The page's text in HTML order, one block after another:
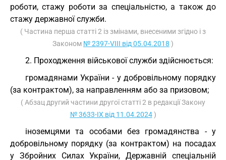
роботи, стажу роботи за спеціальністю, а також до
стажу державної служби.
( Частина перша статті 2 із змінами, внесеними згідно і з
Законом № 2397-VIII від 05.04.2018 )
2. Проходження військової служби здійснюється:
громадянами України - у добровільному порядку
(за контрактом), за направленням або за призовом;
( Абзац другий частини другої статті 2 в редакції Закону
№ 3633-IX від 11.04.2024)
іноземцями та особами без громадянства - у
добровільному порядку (за контрактом) на посадах
у Збройних Силах України, Державній спеціальній